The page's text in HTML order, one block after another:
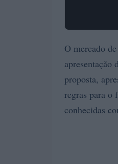
O mercado de
proposta,
regras para o
conhecidas